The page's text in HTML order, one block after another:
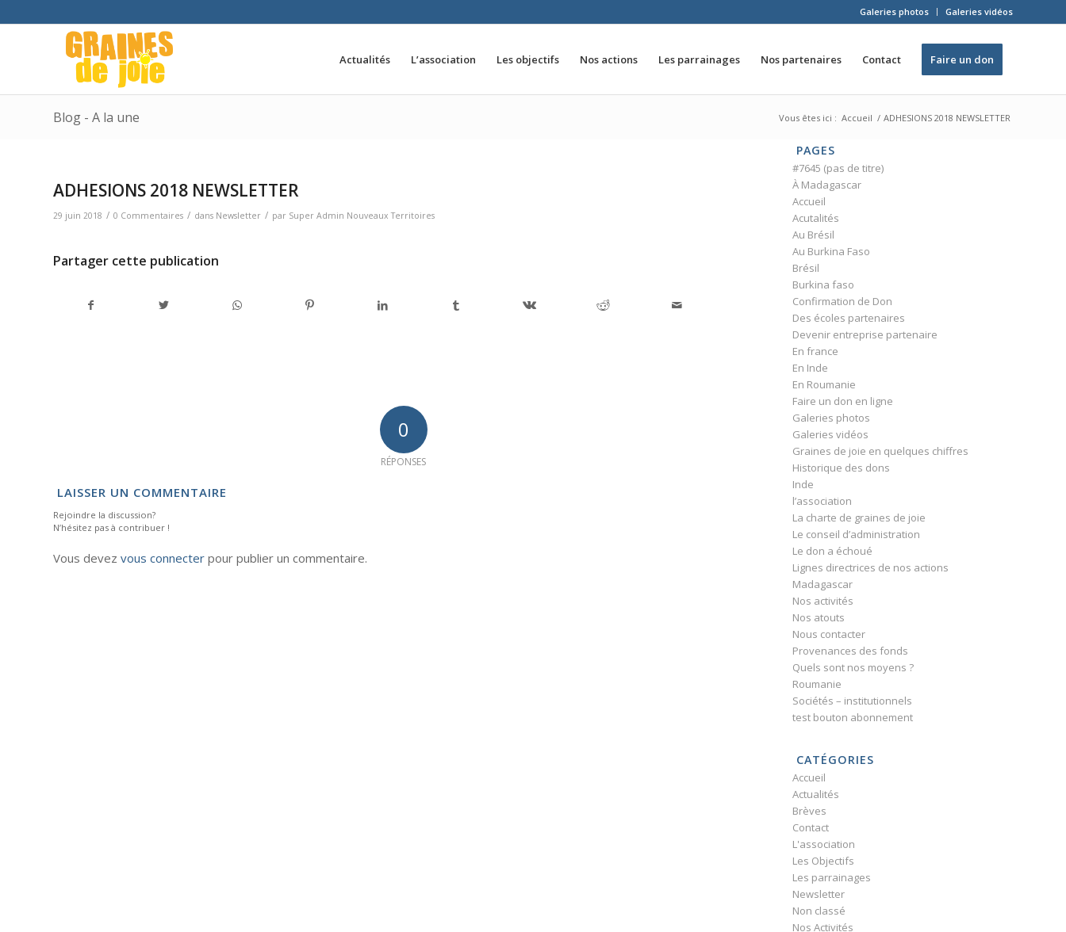
Galeries photos Galeries vidéos
Actualités L’association Les objectifs Nos actions Les parrainages Nos partenaires Contact Faire un don
Blog - A la une Vous êtes ici : Accueil / ADHESIONS 2018 NEWSLETTER
ADHESIONS 2018 NEWSLETTER
29 juin 2018 / 0 Commentaires / dans Newsletter / par Super Admin Nouveaux Territoires
Partager cette publication
0
RÉPONSES
LAISSER UN COMMENTAIRE
Rejoindre la discussion?
N’hésitez pas à contribuer !
Vous devez vous connecter pour publier un commentaire.
PAGES
#7645 (pas de titre)
À Madagascar
Accueil
Acutalités
Au Brésil
Au Burkina Faso
Brésil
Burkina faso
Confirmation de Don
Des écoles partenaires
Devenir entreprise partenaire
En france
En Inde
En Roumanie
Faire un don en ligne
Galeries photos
Galeries vidéos
Graines de joie en quelques chiffres
Historique des dons
Inde
l’association
La charte de graines de joie
Le conseil d’administration
Le don a échoué
Lignes directrices de nos actions
Madagascar
Nos activités
Nos atouts
Nous contacter
Provenances des fonds
Quels sont nos moyens ?
Roumanie
Sociétés – institutionnels
test bouton abonnement
CATÉGORIES
Accueil
Actualités
Brèves
Contact
L'association
Les Objectifs
Les parrainages
Newsletter
Non classé
Nos Activités